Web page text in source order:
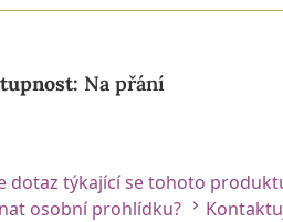
Na přání
dotaz týkající se tohoto
osobní prohlídku?